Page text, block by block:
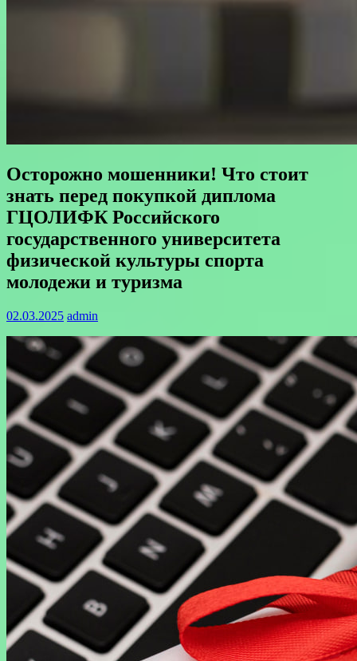
Осторожно мошенники! Что стоит
знать перед покупкой диплома
ГЦОЛИФК Российского
государственного университета
физической культуры спорта
молодежи и туризма
02.03.2025 admin